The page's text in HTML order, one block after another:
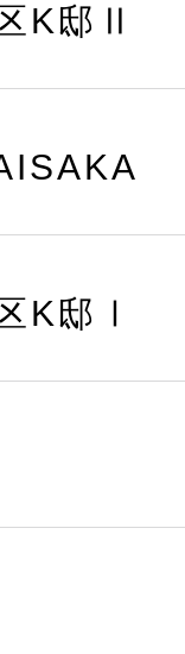
K邸Ⅱ
K邸Ⅰ